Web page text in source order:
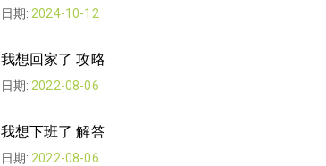
日期: 2024-10-12
我想回家了 攻略
日期: 2022-08-06
我想下班了 解答
日期: 2022-08-06